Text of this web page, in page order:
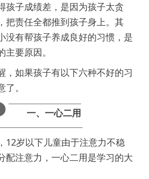
孩子成绩差，是因为孩子太贪
把责任全都推到孩子身上。其
没有帮孩子养成良好的习惯，是
要原因。
，如果孩子有以下六种不好的习
。
一、 一心二用
岁以下儿童由于注意力不稳
配注意力，一心二用是学习的大